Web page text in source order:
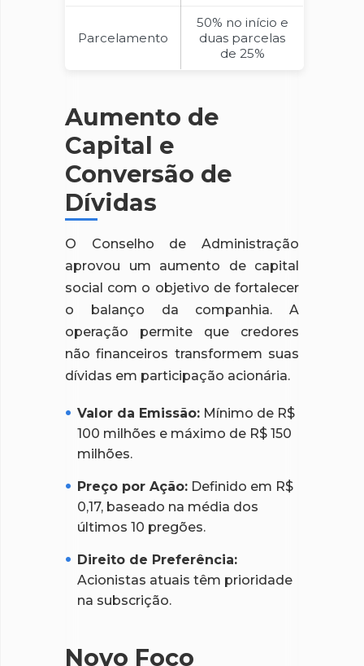
Parcelamento
50% no início e
duas parcelas
de 25%
Aumento de
Capital e
Conversão de
Dívidas
O Conselho de Administração
aprovou um aumento de capital
social com o objetivo de fortalecer
o balanço da companhia. A
operação permite que credores
não financeiros transformem suas
dívidas em participação acionária.
Valor da Emissão: Mínimo de R$
100 milhões e máximo de R$ 150
milhões.
Preço por Ação: Definido em R$
0,17, baseado na média dos
últimos 10 pregões.
Direito de Preferência:
Acionistas atuais têm prioridade
na subscrição.
Novo Foco